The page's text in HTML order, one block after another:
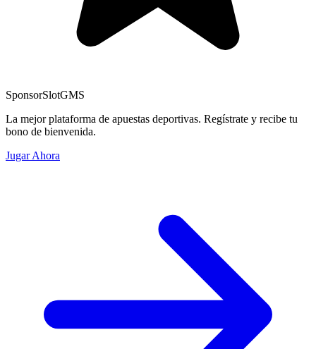
SponsorSlotGMS
La mejor plataforma de apuestas deportivas. Regístrate y recibe tu
bono de bienvenida.
Jugar Ahora